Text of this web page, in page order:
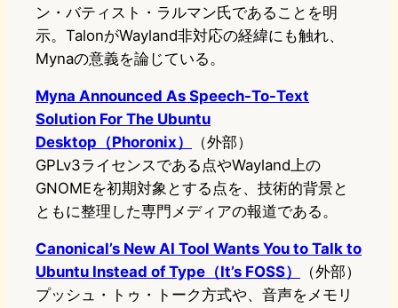
ン・バティスト・ラルマン氏であることを明
示。TalonがWayland非対応の経緯にも触れ、
Mynaの意義を論じている。
Myna Announced As Speech-To-Text
Solution For The Ubuntu
Desktop（Phoronix）
（外部）
GPLv3ライセンスである点やWayland上の
GNOMEを初期対象とする点を、技術的背景と
ともに整理した専門メディアの報道である。
Canonical’s New AI Tool Wants You to Talk to
Ubuntu Instead of Type（It’s FOSS）
（外部）
プッシュ・トゥ・トーク方式や、音声をメモリ